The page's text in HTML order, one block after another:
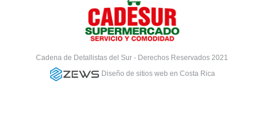
Cadena de Detallistas del Sur - Derechos Reservados 2021
Diseño de sitios web en Costa Rica